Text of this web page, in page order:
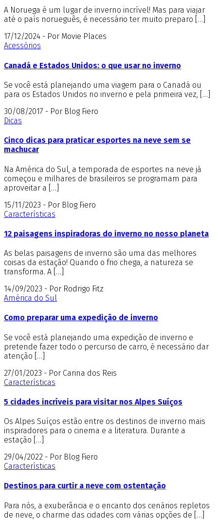
A Noruega é um lugar de inverno incrível! Mas para viajar
até o país norueguês, é necessário ter muito preparo […]
17/12/2024 - Por Movie Places
Acessórios
Canadá e Estados Unidos: o que usar no inverno
Se você está planejando uma viagem para o Canadá ou
para os Estados Unidos no inverno e pela primeira vez, […]
30/08/2017 - Por Blog Fiero
Dicas
Cinco dicas para praticar esportes na neve sem se
machucar
Na América do Sul, a temporada de esportes na neve já
começou e milhares de brasileiros se programam para
aproveitar a […]
15/11/2023 - Por Blog Fiero
Características
12 paisagens inspiradoras do inverno no nosso planeta
As belas paisagens de inverno são uma das melhores
coisas da estação! Quando o frio chega, a natureza se
transforma. A […]
14/09/2023 - Por Rodrigo Fitz
América do Sul
Como preparar uma expedição de inverno
Se você está planejando uma expedição de inverno e
pretende fazer todo o percurso de carro, é necessário dar
atenção […]
27/01/2023 - Por Carina dos Reis
Características
5 cidades incríveis para visitar nos Alpes Suíços
Os Alpes Suíços estão entre os destinos de inverno mais
inspiradores para o cinema e a literatura. Durante a
estação […]
29/04/2022 - Por Blog Fiero
Características
Destinos para curtir a neve com ostentação
Para nós, a exuberância e o encanto dos cenários repletos
de neve, o charme das cidades com várias opções de […]